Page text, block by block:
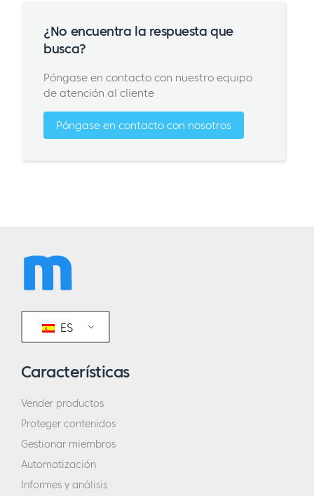
¿No encuentra la respuesta que
busca?
Póngase en contacto con nuestro equipo
de atención al cliente
Póngase en contacto con nosotros
ES
Características
Vender productos
Proteger contenidos
Gestionar miembros
Automatización
Informes y análisis